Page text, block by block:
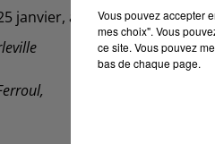
janvier, ainsi qu’à Sedan
Vous pouvez accepter
mes choix". Vous
ce site. Vous pouvez
bas de chaque page.